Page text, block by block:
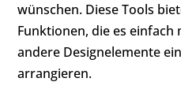
wünschen. Diese Tools
Funktionen, die es einfach
andere Designelemente
arrangieren.